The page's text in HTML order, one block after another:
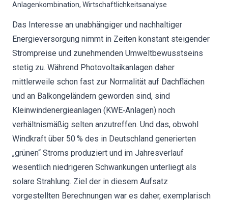
Anlagenkombination, Wirtschaftlichkeitsanalyse
Das Interesse an unabhängiger und nachhaltiger
Energieversorgung nimmt in Zeiten konstant steigender
Strompreise und zunehmenden Umweltbewusstseins
stetig zu. Während Photovoltaikanlagen daher
mittlerweile schon fast zur Normalität auf Dachflächen
und an Balkongeländern geworden sind, sind
Kleinwindenergieanlagen (KWE‐Anlagen) noch
verhältnismäßig selten anzutreffen. Und das, obwohl
Windkraft über 50 % des in Deutschland generierten
„grünen“ Stroms produziert und im Jahresverlauf
wesentlich niedrigeren Schwankungen unterliegt als
solare Strahlung. Ziel der in diesem Aufsatz
vorgestellten Berechnungen war es daher, exemplarisch